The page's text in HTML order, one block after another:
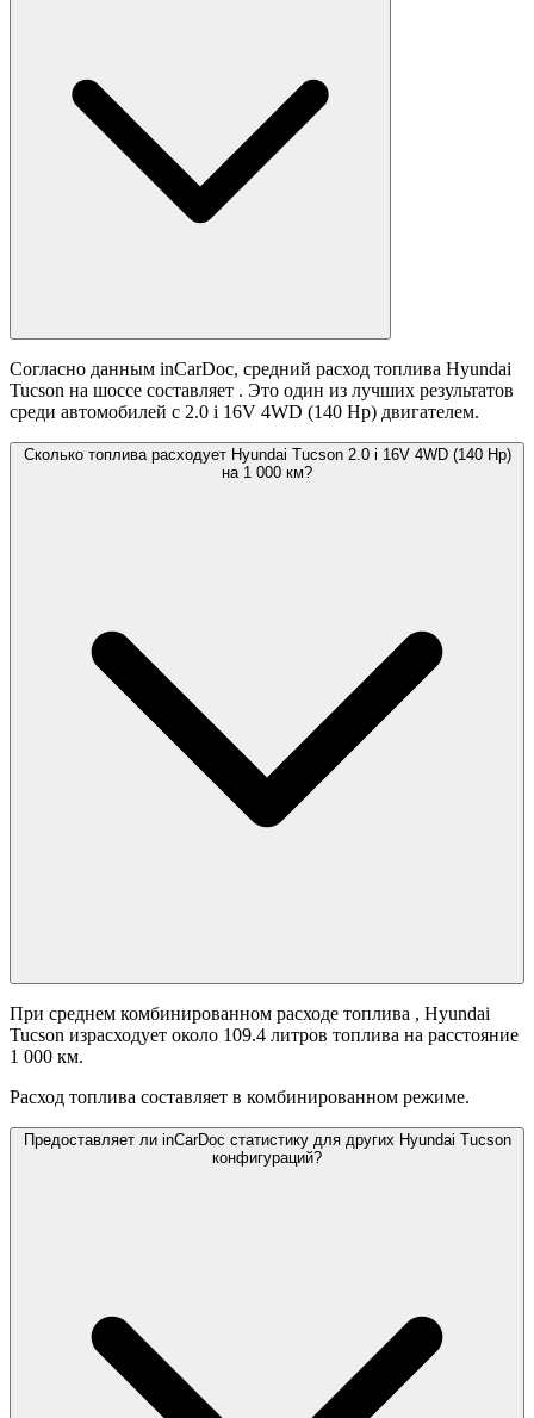
Согласно данным inCarDoc, средний расход топлива Hyundai
Tucson на шоссе составляет . Это один из лучших результатов
среди автомобилей с 2.0 i 16V 4WD (140 Hp) двигателем.
Сколько топлива расходует Hyundai Tucson 2.0 i 16V 4WD (140 Hp)
на 1 000 км?
При среднем комбинированном расходе топлива , Hyundai
Tucson израсходует около 109.4 литров топлива на расстояние
1 000 км.
Расход топлива составляет в комбинированном режиме.
Предоставляет ли inCarDoc статистику для других Hyundai Tucson
конфигураций?